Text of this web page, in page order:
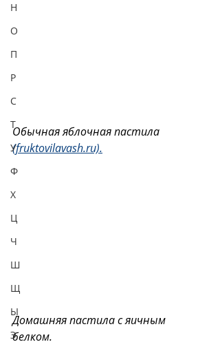
Н
О
П
Р
С
Т
У
Ф
Х
Ц
Ч
Ш
Щ
Ы
Э
Обычная яблочная пастила
(fruktovilavash.ru).
Домашняя пастила с яичным
белком.